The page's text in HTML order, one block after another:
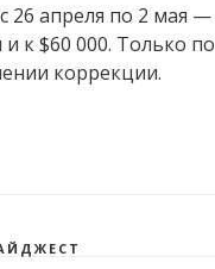
с 26 апреля по 2 мая —
к $60 000. Только по
коррекции.